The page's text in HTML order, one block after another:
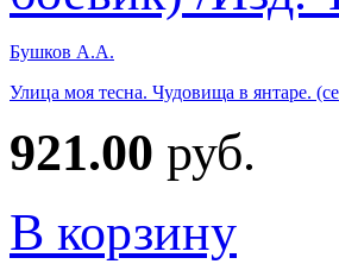
Бушков А.А.
Улица моя тесна. Чудовища в янтаре.
921.00 руб.
В корзину